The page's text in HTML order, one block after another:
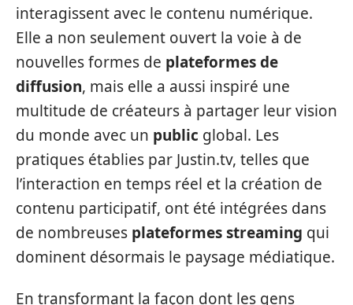
interagissent avec le contenu numérique.
Elle a non seulement ouvert la voie à de
nouvelles formes de plateformes de
diffusion, mais elle a aussi inspiré une
multitude de créateurs à partager leur vision
du monde avec un public global. Les
pratiques établies par Justin.tv, telles que
l’interaction en temps réel et la création de
contenu participatif, ont été intégrées dans
de nombreuses plateformes streaming qui
dominent désormais le paysage médiatique.
En transformant la façon dont les gens